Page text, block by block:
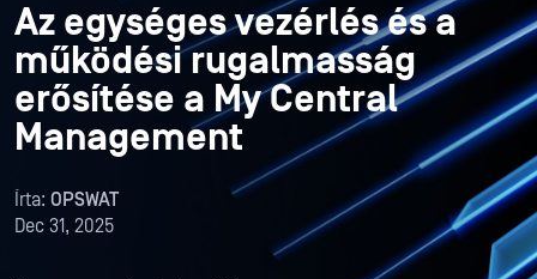
Az egységes vezérlés és a
működési rugalmasság
erősítése a My Central
Management
Írta: OPSWAT
Dec 31, 2025